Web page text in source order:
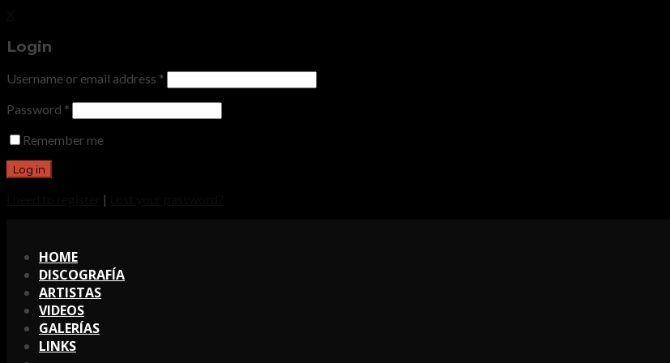
Login
Username or email address *
Password *
Remember me
|
HOME
DISCOGRAFÍA
ARTISTAS
VIDEOS
GALERÍAS
LINKS